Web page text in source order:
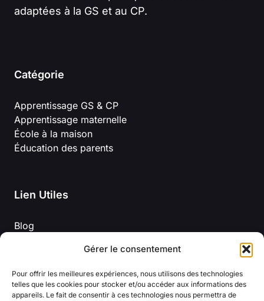
Gérer le consentement
Pour offrir les meilleures expériences, nous utilisons des technologies
telles que les cookies pour stocker et/ou accéder aux informations des
appareils. Le fait de consentir à ces technologies nous permettra de
adaptées à la GS et au CP.
Catégorie
Apprentissage GS & CP
Apprentissage maternelle
École à la maison
Éducation des parents
Lien Utiles
Blog
À propos de nous
Politique de confidentialité
Conditions Générales D’Utilisation